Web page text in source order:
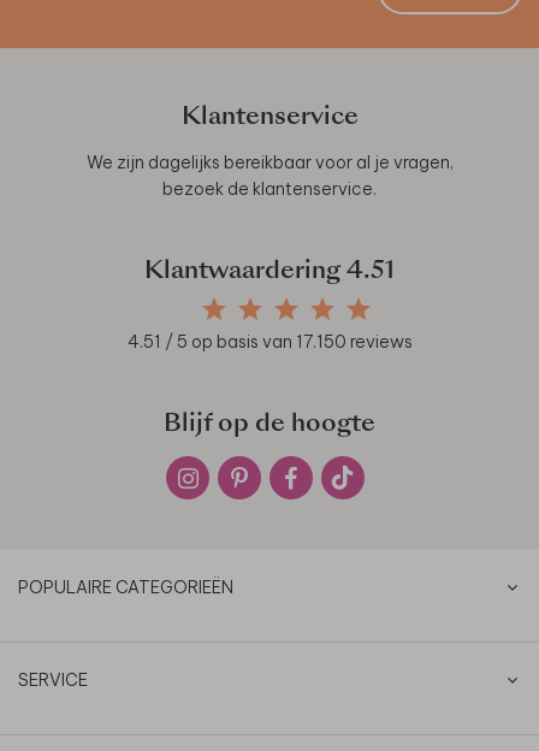
Klantenservice
We zijn dagelijks bereikbaar voor al je vragen,
bezoek de klantenservice.
Klantwaardering 4.51
4.51 / 5 op basis van 17.150 reviews
Blijf op de hoogte
POPULAIRE CATEGORIEËN
SERVICE